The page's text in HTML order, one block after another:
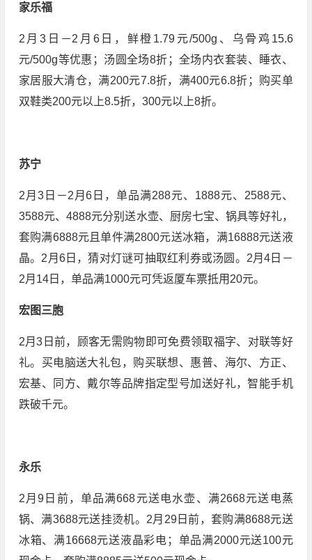
家乐福
2月3日－2月6日，鲜橙1.79元/500g、乌骨鸡15.6
元/500g等优惠；汤圆全场8折；全场内衣套装、睡衣、
家居服大清仓，满200元7.8折，满400元6.8折；购买单
双鞋类200元以上8.5折，300元以上8折。
苏宁
2月3日－2月6日，单品满288元、1888元、2588元、
3588元、4888元分别送水壶、厨房七宝、锅具等好礼，
套购满6888元且单件满2800元送冰箱，满16888元送液
晶。2月6日，猜对灯谜可抽取红利券或汤圆。2月4日－
2月14日，单品满1000元可凭返厦车票抵用20元。
宏图三胞
2月3日前，顾客无需购物即可免费领取福字、对联等好
礼。买电脑送大礼包，购买联想、惠普、海尔、方正、
宏基、同方、戴尔等品牌指定型号加送好礼，智能手机
跌破千元。
永乐
2月9日前，单品满668元送电水壶、满2668元送电蒸
锅、满3688元送挂烫机。2月29日前，套购满8688元送
冰箱、满16668元送液晶彩电；单品满2000元送100元